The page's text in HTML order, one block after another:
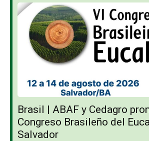
Brasil | ABAF y Cedagro
Congreso Brasileño del
Salvador